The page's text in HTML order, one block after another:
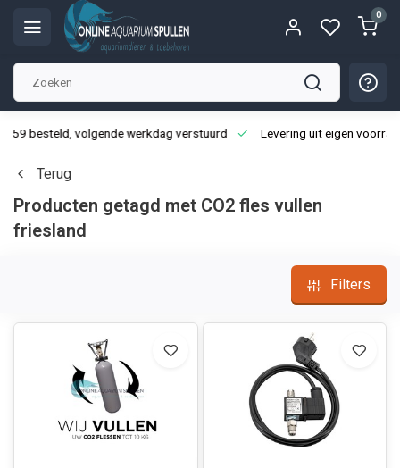
0
besteld, volgende werkdag verstuurd Levering uit eigen
Terug
Producten getagd met CO2 fles vullen
friesland
Filters